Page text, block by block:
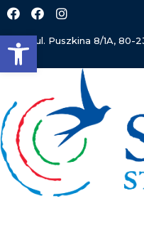
Open toolbar
ul. Puszkina 8/1A, 80-